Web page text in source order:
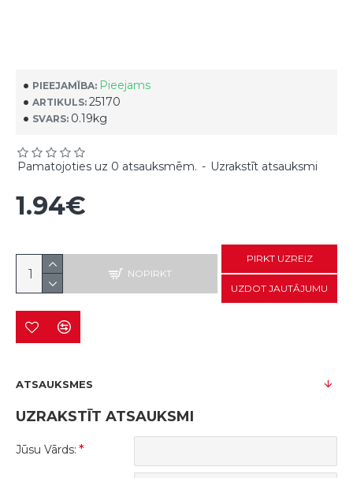
PIEEJAMĪBA: Pieejams
ARTIKULS: 25170
SVARS: 0.19kg
Pamatojoties uz 0 atsauksmēm. - Uzrakstīt atsauksmi
1.94€
NOPIRKT
PIRKT UZREIZ
UZDOT JAUTĀJUMU
ATSAUKSMES
UZRAKSTĪT ATSAUKSMI
Jūsu Vārds: